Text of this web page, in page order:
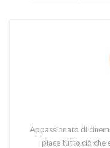
Appassionato di
piace tutto ciò che